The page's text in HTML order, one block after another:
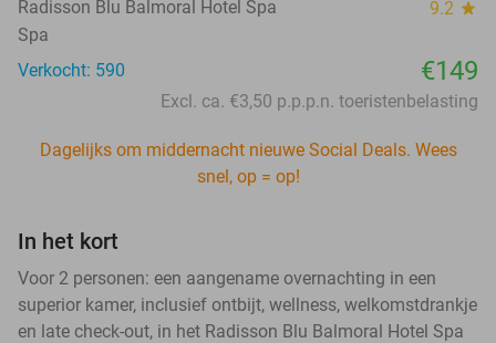
Radisson Blu Balmoral Hotel Spa 9.2 star
Spa
Verkocht: 590
€149
Excl. ca. €3,50 p.p.p.n. toeristenbelasting
Dagelijks om middernacht nieuwe Social Deals. Wees
snel, op = op!
In het kort
Voor 2 personen: een aangename overnachting in een
superior kamer, inclusief ontbijt, wellness, welkomstdrankje
en late check-out, in het Radisson Blu Balmoral Hotel Spa